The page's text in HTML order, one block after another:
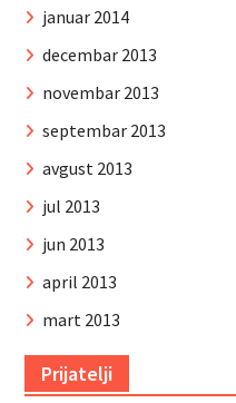
januar 2014
decembar 2013
novembar 2013
septembar 2013
avgust 2013
jul 2013
jun 2013
april 2013
mart 2013
Prijatelji